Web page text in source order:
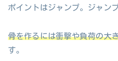
ポイントはジャンプ。ジャン
骨を作るには衝撃や負荷の大
す。